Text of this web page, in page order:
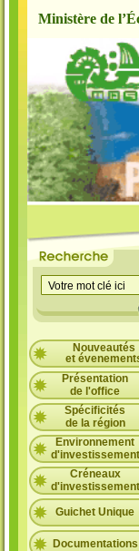
Ministère de
Nouveautés
et
Présentation
de l'office
Spécificités
de la région
Environnement
d'investissement
Créneaux
d'investissement
Guichet Unique
Documentations